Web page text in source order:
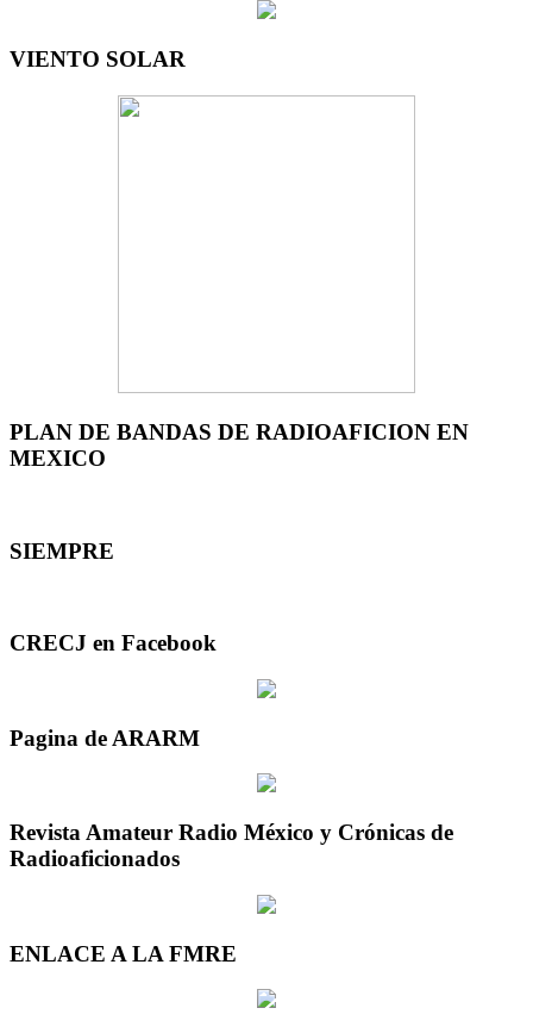
VIENTO SOLAR
PLAN DE BANDAS DE RADIOAFICION EN
MEXICO
SIEMPRE
CRECJ en Facebook
Pagina de ARARM
Revista Amateur Radio México y Crónicas de
Radioaficionados
ENLACE A LA FMRE